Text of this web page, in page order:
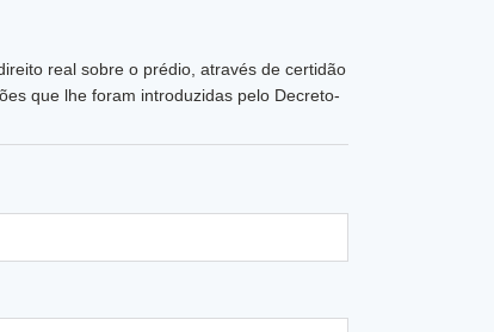
real sobre o prédio, através de certidão
que lhe foram introduzidas pelo Decreto-